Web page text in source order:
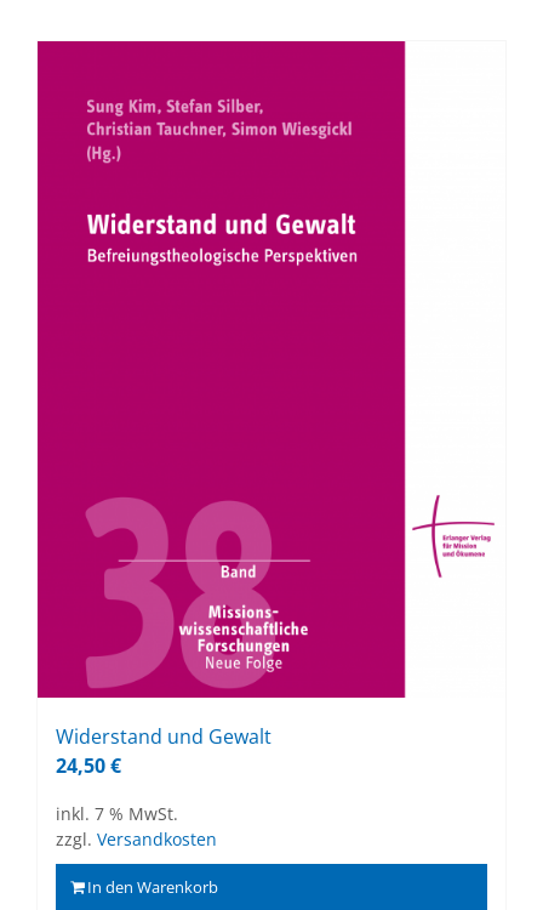
Wi­der­stand und Ge­walt
24,50€
inkl. 7 % MwSt.
zzgl. Versandkosten
In den Warenkorb